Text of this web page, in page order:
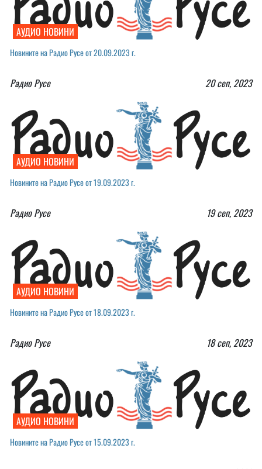
АУДИО НОВИНИ
Новините на Радио Русе от 20.09.2023 г.
Радио Русе 20 сеп, 2023
АУДИО НОВИНИ
Новините на Радио Русе от 19.09.2023 г.￼
Радио Русе 19 сеп, 2023
АУДИО НОВИНИ
Новините на Радио Русе от 18.09.2023 г.
Радио Русе 18 сеп, 2023
АУДИО НОВИНИ
Новините на Радио Русе от 15.09.2023 г.